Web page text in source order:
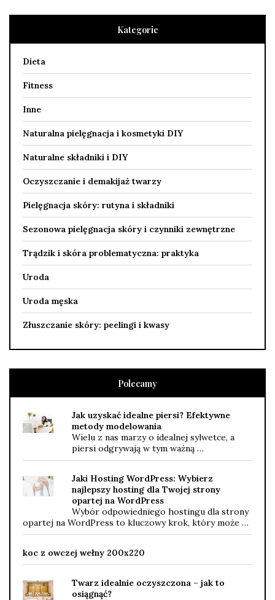
Kategorie
Dieta
Fitness
Inne
Naturalna pielęgnacja i kosmetyki DIY
Naturalne składniki i DIY
Oczyszczanie i demakijaż twarzy
Pielęgnacja skóry: rutyna i składniki
Sezonowa pielęgnacja skóry i czynniki zewnętrzne
Trądzik i skóra problematyczna: praktyka
Uroda
Uroda męska
Złuszczanie skóry: peelingi i kwasy
Polecamy
Jak uzyskać idealne piersi? Efektywne
metody modelowania
Wielu z nas marzy o idealnej sylwetce, a
piersi odgrywają w tym ważną …
Jaki Hosting WordPress: Wybierz
najlepszy hosting dla Twojej strony
opartej na WordPress
Wybór odpowiedniego hostingu dla strony
opartej na WordPress to kluczowy krok, który może …
koc z owczej wełny 200x220
Twarz idealnie oczyszczona – jak to
osiągnąć?